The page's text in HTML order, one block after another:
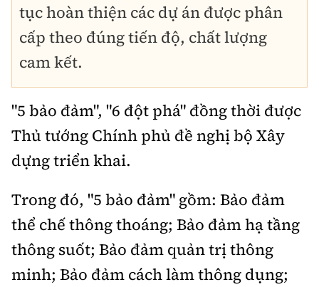
tục hoàn thiện các dự án được phân
cấp theo đúng tiến độ, chất lượng
cam kết.
"5 bảo đảm", "6 đột phá" đồng thời được
Thủ tướng Chính phủ đề nghị bộ Xây
dựng triển khai.
Trong đó, "5 bảo đảm" gồm: Bảo đảm
thể chế thông thoáng; Bảo đảm hạ tầng
thông suốt; Bảo đảm quản trị thông
minh; Bảo đảm cách làm thông dụng;